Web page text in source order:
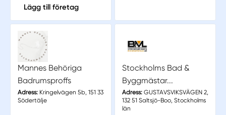
Lägg till företag
Mannes Behöriga
Badrumsproffs
Adress:Kringelvägen 5b, 151 33
Södertälje
Stockholms Bad &
Byggmästar...
Adress:GUSTAVSVIKSVÄGEN 2,
132 51 Saltsjö-Boo, Stockholms
län